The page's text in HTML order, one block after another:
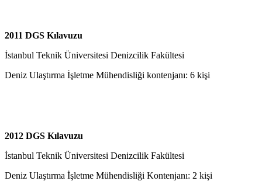
2011 DGS Kılavuzu
İstanbul Teknik Üniversitesi Denizcilik Fakültesi
Deniz Ulaştırma İşletme Mühendisliği kontenjanı: 6 kişi
2012 DGS Kılavuzu
İstanbul Teknik Üniversitesi Denizcilik Fakültesi
Deniz Ulaştırma İşletme Mühendisliği Kontenjanı: 2 kişi